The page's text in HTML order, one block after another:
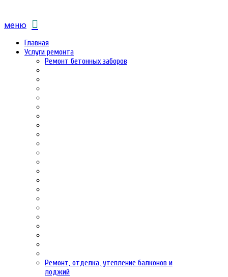
меню
Главная
Услуги ремонта
Ремонт бетонных заборов
Ремонт, отделка, утепление балконов и
лоджий